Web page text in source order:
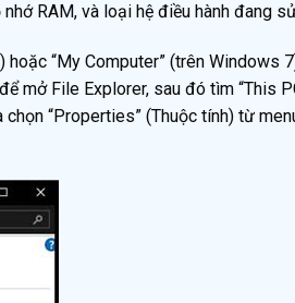
RAM, và loại hệ điều hành đang
“My Computer” (trên Windows
để mở File Explorer, sau đó tìm “This
“Properties” (Thuộc tính) từ